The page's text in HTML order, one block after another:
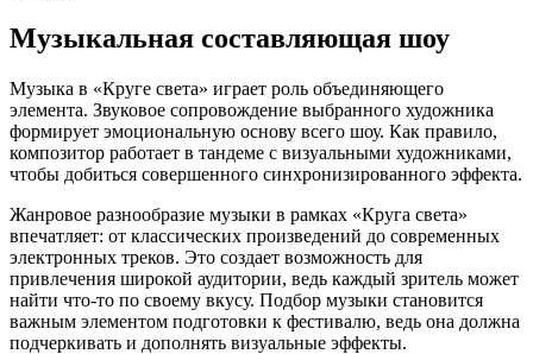
Музыкальная составляющая шоу
Музыка в «Круге света» играет роль объединяющего
элемента. Звуковое сопровождение выбранного художника
формирует эмоциональную основу всего шоу. Как правило,
композитор работает в тандеме с визуальными художниками,
чтобы добиться совершенного синхронизированного эффекта.
Жанровое разнообразие музыки в рамках «Круга света»
впечатляет: от классических произведений до современных
электронных треков. Это создает возможность для
привлечения широкой аудитории, ведь каждый зритель может
найти что-то по своему вкусу. Подбор музыки становится
важным элементом подготовки к фестивалю, ведь она должна
подчеркивать и дополнять визуальные эффекты.